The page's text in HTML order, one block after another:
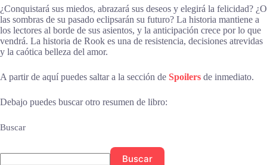
¿Conquistará sus miedos, abrazará sus deseos y elegirá la felicidad? ¿O
las sombras de su pasado eclipsarán su futuro? La historia mantiene a
los lectores al borde de sus asientos, y la anticipación crece por lo que
vendrá. La historia de Rook es una de resistencia, decisiones atrevidas
y la caótica belleza del amor.
A partir de aquí puedes saltar a la sección de Spoilers de inmediato.
Debajo puedes buscar otro resumen de libro:
Buscar
Buscar